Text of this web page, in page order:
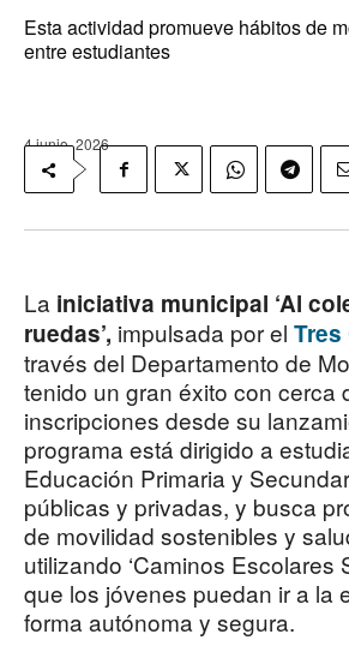
Esta actividad promueve hábitos de
entre estudiantes
4 junio, 2026
La iniciativa municipal ‘Al
ruedas’, impulsada por el Tres
través del Departamento de
tenido un gran éxito con cerca
inscripciones desde su
programa está dirigido a
Educación Primaria y
públicas y privadas, y busca
de movilidad sostenibles y
utilizando ‘Caminos Escolares
que los jóvenes puedan ir a la
forma autónoma y segura.